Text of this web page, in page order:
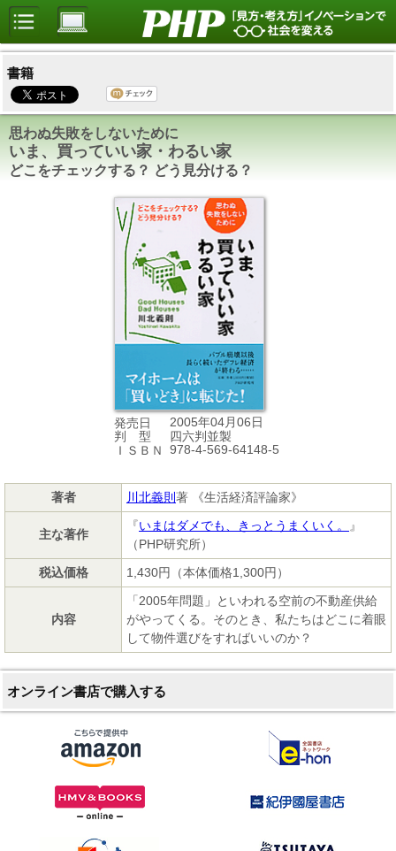
書籍
思わぬ失敗をしないために
いま、買っていい家・わるい家
どこをチェックする？ どう見分ける？
発売日
2005年04月06日
判 型
四六判並製
ＩＳＢＮ
978-4-569-64148-5
著者 川北義則 著 《生活経済評論家》
主な著作
『いまはダメでも、きっとうまくいく。
』
（PHP研究所）
税込価格
1,430円（本体価格1,300円）
内容
「2005年問題」といわれる空前の不動産供給
がやってくる。そのとき、私たちはどこに着眼
して物件選びをすればいいのか？
オンライン書店で購入する